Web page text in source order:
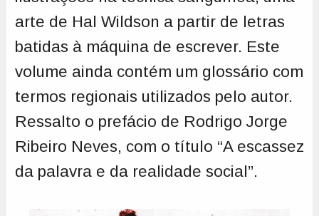
arte de Hal Wildson a partir de letras
batidas à máquina de escrever. Este
volume ainda contém um glossário com
termos regionais utilizados pelo autor.
Ressalto o prefácio de Rodrigo Jorge
Ribeiro Neves, com o título “A escassez
da palavra e da realidade social”.